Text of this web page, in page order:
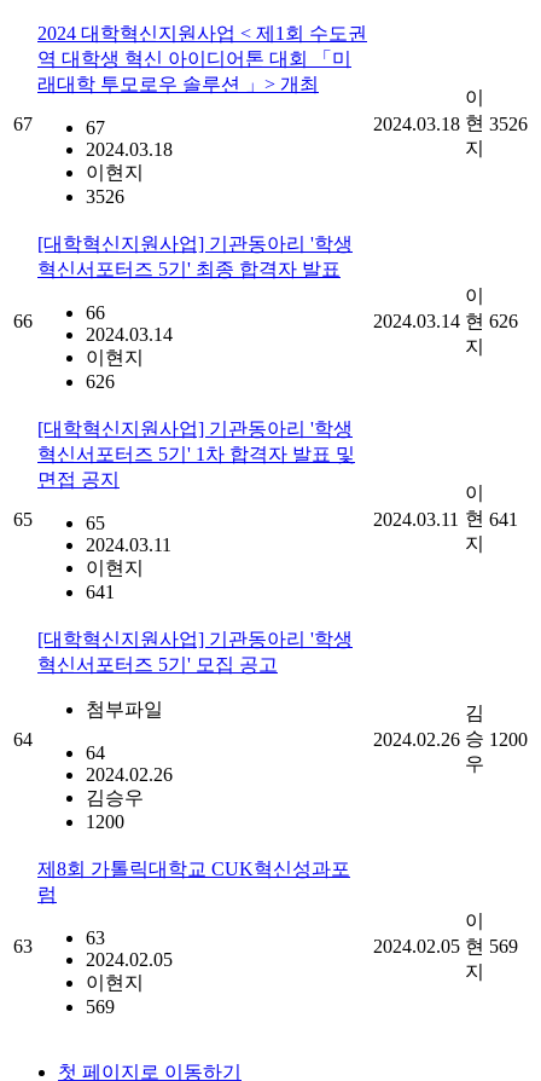
67
2024 대학혁신지원사업 < 제1회 수도권
역 대학생 혁신 아이디어톤 대회 「미
래대학 투모로우 솔루션 」> 개최
67
2024.03.18
이현지
3526
2024.03.18
이
현
지
3526
66
[대학혁신지원사업] 기관동아리 '학생
혁신서포터즈 5기' 최종 합격자 발표
66
2024.03.14
이현지
626
2024.03.14
이
현
지
626
65
[대학혁신지원사업] 기관동아리 '학생
혁신서포터즈 5기' 1차 합격자 발표 및
면접 공지
65
2024.03.11
이현지
641
2024.03.11
이
현
지
641
64
[대학혁신지원사업] 기관동아리 '학생
혁신서포터즈 5기' 모집 공고
첨부파일
64
2024.02.26
김승우
1200
2024.02.26
김
승
우
1200
63
제8회 가톨릭대학교 CUK혁신성과포
럼
63
2024.02.05
이현지
569
2024.02.05
이
현
지
569
첫 페이지로 이동하기